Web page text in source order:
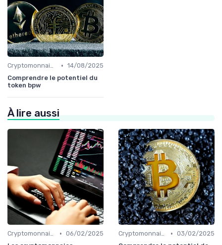
Cryptomonnaies populaires • 14/08/2025
Comprendre le potentiel du
token bpw
À lire aussi
Cryptomonnaies populaires • 06/02/2025
Cryptomonnaies populaires • 03/02/2025